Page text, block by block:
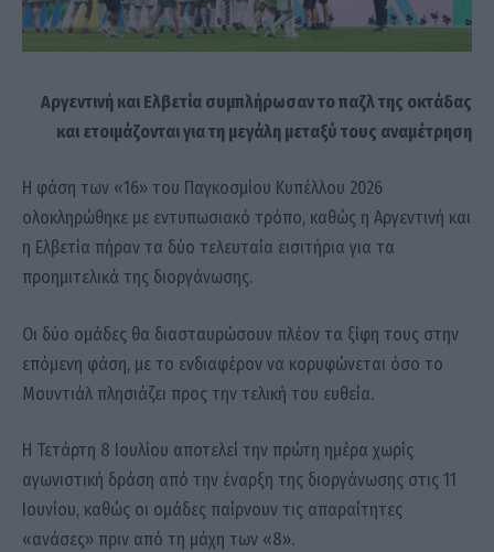
Αργεντινή και Ελβετία συμπλήρωσαν το παζλ της οκτάδας
και ετοιμάζονται για τη μεγάλη μεταξύ τους αναμέτρηση
Η φάση των «16» του Παγκοσμίου Κυπέλλου 2026
ολοκληρώθηκε με εντυπωσιακό τρόπο, καθώς η Αργεντινή και
η Ελβετία πήραν τα δύο τελευταία εισιτήρια για τα
προημιτελικά της διοργάνωσης.
Οι δύο ομάδες θα διασταυρώσουν πλέον τα ξίφη τους στην
επόμενη φάση, με το ενδιαφέρον να κορυφώνεται όσο το
Μουντιάλ πλησιάζει προς την τελική του ευθεία.
Η Τετάρτη 8 Ιουλίου αποτελεί την πρώτη ημέρα χωρίς
αγωνιστική δράση από την έναρξη της διοργάνωσης στις 11
Ιουνίου, καθώς οι ομάδες παίρνουν τις απαραίτητες
«ανάσες» πριν από τη μάχη των «8».